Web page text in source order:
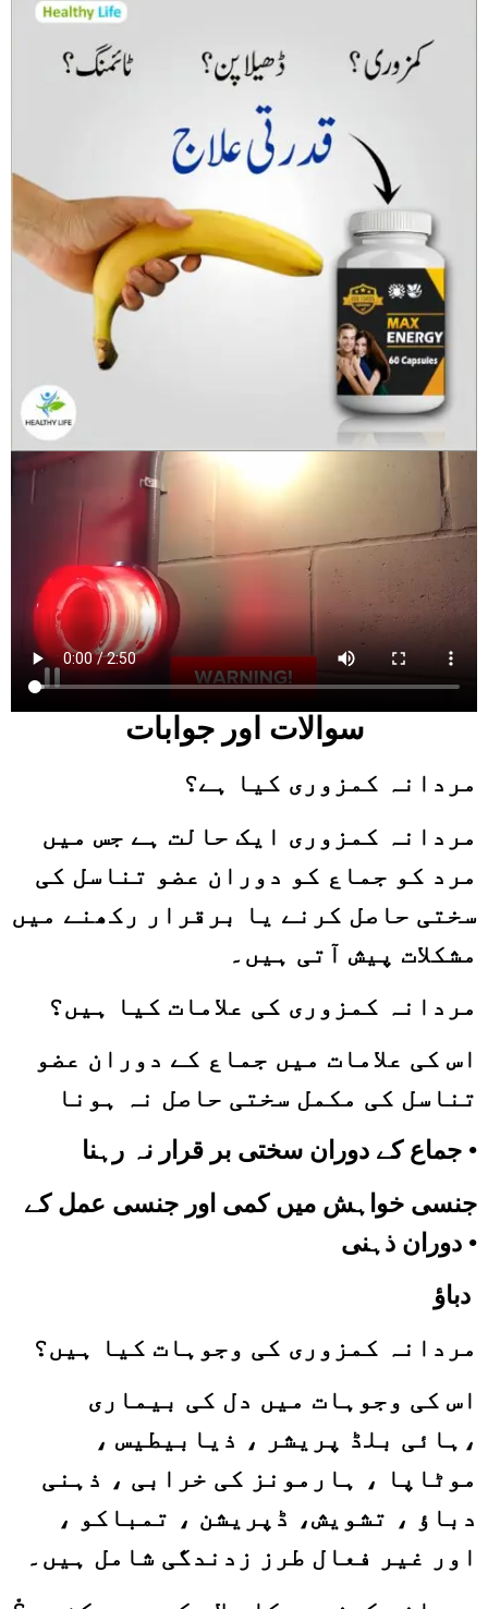
سوالات اور جوابات
مردانہ کمزوری کیا ہے؟
مردانہ کمزوری ایک حالت ہے جس میں
مرد کو جماع کو دوران عضو تناسل کی
سختی حاصل کرنے یا برقرار رکھنے میں
مشکلات پیش آتی ہیں۔
مردا نہ کمزوری کی علامات کیا ہیں؟
اس کی علامات میں جماع کے دوران عضو
تناسل کی مکمل سختی حاصل نہ ہونا
جماع کے دوران سختی بر قرار نہ رہنا •
•
دباؤ
مردانہ کمزوری کی وجوہات کیا ہیں؟
اس کی وجوہات میں دل کی بیماری
،ہائی بلڈ پریشر ، ذیابیطیس ،
موٹاپا ، ہارمونز کی خرابی ، ذہنی
دباؤ ، تشویش، ڈپریشن ، تمباکو ،
اور غیر فعال طرز زدندگی شامل ہیں۔